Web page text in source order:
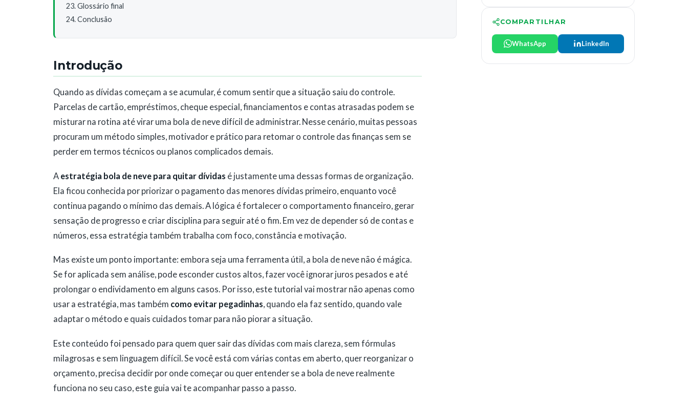
Glossário final
Conclusão
Introdução
Quando as dívidas começam a se acumular, é comum sentir que a situação saiu do controle.
Parcelas de cartão, empréstimos, cheque especial, financiamentos e contas atrasadas podem se
misturar na rotina até virar uma bola de neve difícil de administrar. Nesse cenário, muitas pessoas
procuram um método simples, motivador e prático para retomar o controle das finanças sem se
perder em termos técnicos ou planos complicados demais.
A estratégia bola de neve para quitar dívidas é justamente uma dessas formas de organização.
Ela ficou conhecida por priorizar o pagamento das menores dívidas primeiro, enquanto você
continua pagando o mínimo das demais. A lógica é fortalecer o comportamento financeiro, gerar
sensação de progresso e criar disciplina para seguir até o fim. Em vez de depender só de contas e
números, essa estratégia também trabalha com foco, constância e motivação.
Mas existe um ponto importante: embora seja uma ferramenta útil, a bola de neve não é mágica.
Se for aplicada sem análise, pode esconder custos altos, fazer você ignorar juros pesados e até
prolongar o endividamento em alguns casos. Por isso, este tutorial vai mostrar não apenas como
usar a estratégia, mas também como evitar pegadinhas, quando ela faz sentido, quando vale
adaptar o método e quais cuidados tomar para não piorar a situação.
Este conteúdo foi pensado para quem quer sair das dívidas com mais clareza, sem fórmulas
milagrosas e sem linguagem difícil. Se você está com várias contas em aberto, quer reorganizar o
orçamento, precisa decidir por onde começar ou quer entender se a bola de neve realmente
funciona no seu caso, este guia vai te acompanhar passo a passo.
COMPARTILHAR
WhatsApp LinkedIn